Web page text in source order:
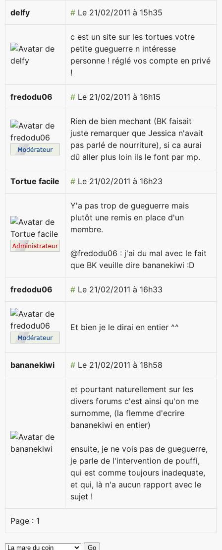
delfy # Le 21/02/2011 à 15h35
c est un site sur les tortues votre
petite gueguerre n intéresse
personne ! réglé vos compte en privé
!
fredodu06 # Le 21/02/2011 à 16h15
Rien de bien mechant (BK faisait
juste remarquer que Jessica n'avait
pas parlé de nourriture), si ca aurai
dû aller plus loin ils le font par mp.
Tortue facile # Le 21/02/2011 à 16h23
Y'a pas trop de gueguerre mais
plutôt une remis en place d'un
membre.
@fredodu06 : j'ai du mal avec le fait
que BK veuille dire bananekiwi :D
fredodu06 # Le 21/02/2011 à 16h33
Et bien je le dirai en entier ^^
bananekiwi # Le 21/02/2011 à 18h58
et pourtant naturellement sur les
divers forums c'est ainsi qu'on me
surnomme, (la flemme d'ecrire
bananekiwi en entier)
ensuite, je ne vois pas de gueguerre,
je parle de l'intervention de pouffi,
qui est comme toujours inadequate,
et qui, là n'a aucun rapport avec le
sujet !
Page : 1